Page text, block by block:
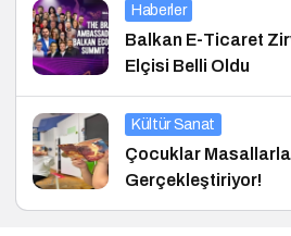
Haberler
Balkan E-Ticaret
Elçisi Belli Oldu
Kültür Sanat
Çocuklar
Gerçekleştiriyor!